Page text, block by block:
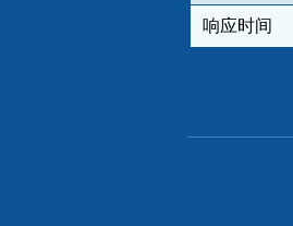
响应时间